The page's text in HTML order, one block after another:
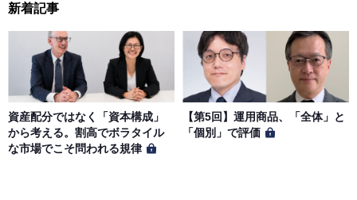
新着記事
資産配分ではなく「資本構成」
から考える。割高でボラタイル
な市場でこそ問われる規律
【第5回】運用商品、「全体」と
「個別」で評価